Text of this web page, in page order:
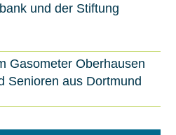
und der Stiftung
Gasometer Oberhausen
Senioren aus Dortmund